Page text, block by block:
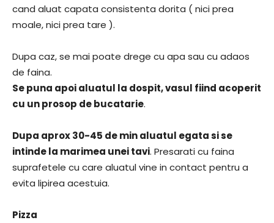
cand aluat capata consistenta dorita ( nici prea
moale, nici prea tare ).
Dupa caz, se mai poate drege cu apa sau cu adaos
de faina.
Se puna apoi aluatul la dospit, vasul fiind acoperit
cu un prosop de bucatarie.
Dupa aprox 30-45 de min aluatul egata si se
intinde la marimea unei tavi. Presarati cu faina
suprafetele cu care aluatul vine in contact pentru a
evita lipirea acestuia.
Pizza